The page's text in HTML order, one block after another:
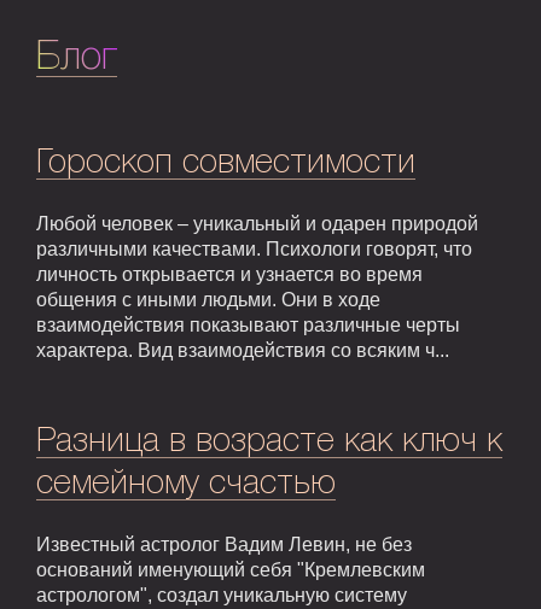
Блог
Гороскоп совместимости
Любой человек – уникальный и одарен природой
различными качествами. Психологи говорят, что
личность открывается и узнается во время
общения с иными людьми. Они в ходе
взаимодействия показывают различные черты
характера. Вид взаимодействия со всяким ч...
Разница в возрасте как ключ к
семейному счастью
Известный астролог Вадим Левин, не без
оснований именующий себя "Кремлевским
астрологом", создал уникальную систему